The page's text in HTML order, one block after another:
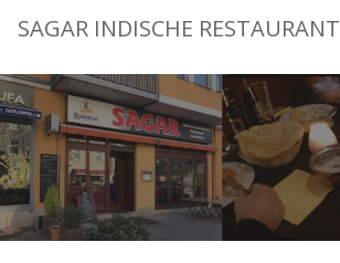
SAGAR INDISCHE RESTAURANT